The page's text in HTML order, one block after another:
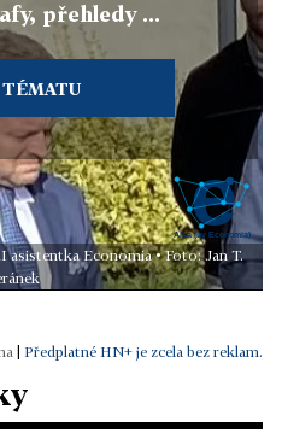
přehledy ...
TÉMATU
Economia • Foto: Jan T.
Předplatné HN+ je zcela bez reklam.